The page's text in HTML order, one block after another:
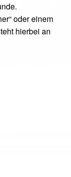
oder einem
hierbei an